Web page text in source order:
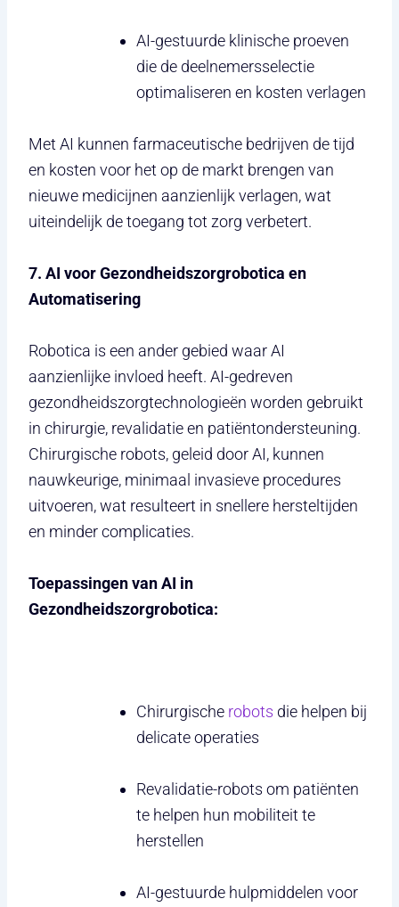
AI-gestuurde klinische proeven
die de deelnemersselectie
optimaliseren en kosten verlagen
Met AI kunnen farmaceutische bedrijven de tijd
en kosten voor het op de markt brengen van
nieuwe medicijnen aanzienlijk verlagen, wat
uiteindelijk de toegang tot zorg verbetert.
7. AI voor Gezondheidszorgrobotica en
Automatisering
Robotica is een ander gebied waar AI
aanzienlijke invloed heeft. AI-gedreven
gezondheidszorgtechnologieën worden gebruikt
in chirurgie, revalidatie en patiëntondersteuning.
Chirurgische robots, geleid door AI, kunnen
nauwkeurige, minimaal invasieve procedures
uitvoeren, wat resulteert in snellere hersteltijden
en minder complicaties.
Toepassingen van AI in
Gezondheidszorgrobotica:
Chirurgische robots die helpen bij
delicate operaties
Revalidatie-robots om patiënten
te helpen hun mobiliteit te
herstellen
AI-gestuurde hulpmiddelen voor